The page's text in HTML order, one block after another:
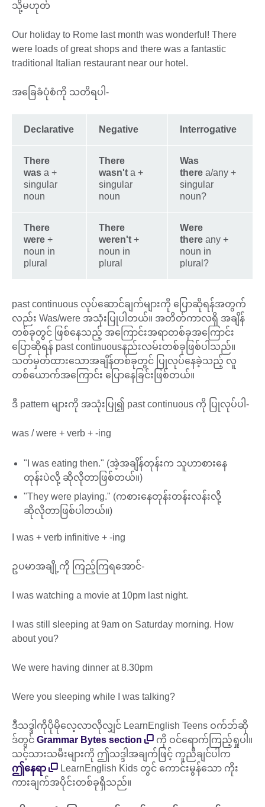
သို့မဟုတ်
Our holiday to Rome last month was wonderful! There
were loads of great shops and there was a fantastic
traditional Italian restaurant near our hotel.
အခြေခံပုံစံကို သတိရပါ-
Declarative Negative Interrogative
There
was a +
singular
noun
There
wasn't a +
singular
noun
Was
there a/any +
singular
noun?
There
were +
noun in
plural
There
weren't +
noun in
plural
Were
there any +
noun in
plural?
past continuous လုပ်ဆောင်ချက်များကို ပြောဆိုရန်အတွက်
လည်း Was/were အသုံးပြုပါတယ်။ အတိတ်ကာလရှိ အချိန်
တစ်ခုတွင် ဖြစ်နေသည့် အကြောင်းအရာတစ်ခုအကြောင်း
ပြောဆိုရန် past continuousနည်းလမ်းတစ်ခုဖြစ်ပါသည်။
သတ်မှတ်ထားသောအချိန်တစ်ခုတွင် ပြုလုပ်နေခဲ့သည့် လူ
တစ်ယောက်အကြောင်း ပြောနေခြင်းဖြစ်တယ်။
ဒီ pattern များကို အသုံးပြု၍ past continuous ကို ပြုလုပ်ပါ-
was / were + verb + -ing
"I was eating then." (အဲ့အချိန်တုန်းက သူဟာစားနေ
တုန်းပဲလို့ ဆိုလိုတာဖြစ်တယ်။)
"They were playing." (ကစားနေတုန်းတန်းလန်းလို့
ဆိုလိုတာဖြစ်ပါတယ်။)
I was + verb infinitive + -ing
ဥပမာအချို့ကို ကြည့်ကြရအောင်-
I was watching a movie at 10pm last night.
I was still sleeping at 9am on Saturday morning. How
about you?
We were having dinner at 8.30pm
Were you sleeping while I was talking?
ဒီသဒ္ဒါကိုပိုမိုလေ့လာလိုလျှင် LearnEnglish Teens ဝက်ဘ်ဆို
ဒ်တွင် Grammar Bytes section
ကို ဝင်ရောက်ကြည့်ရှုပါ။
သင့်သားသမီးများကို ဤသဒ္ဒါအချက်ဖြင့် ကူညီချင်ပါက
ဤနေရာ
LearnEnglish Kids တွင် ကောင်းမွန်သော ကိုး
ကားချက်အပိုင်းတစ်ခုရှိသည်။